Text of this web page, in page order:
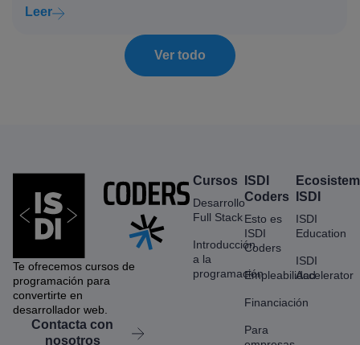
Leer
Ver todo
Te ofrecemos cursos de
programación para
convertirte en
desarrollador web.
Contacta con
nosotros
Cursos
Desarrollo
Full Stack
Introducción
a la
programación
ISDI
Coders
Esto es
ISDI
Coders
Empleabilidad
Financiación
Para
ISDI
ISDI
Education
ISDI
Accelerator